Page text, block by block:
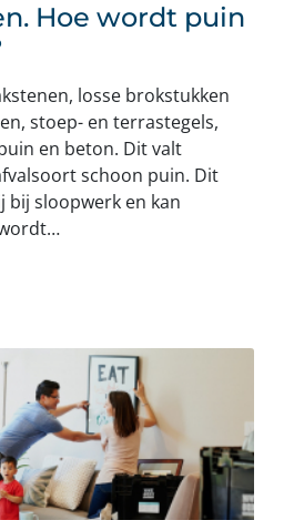
Hoe wordt puin
losse brokstukken
stoep- en terrastegels,
en beton. Dit valt
schoon puin. Dit
bij sloopwerk en kan